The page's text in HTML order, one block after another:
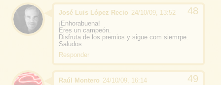
José Luis López Recio 24/10/09, 13:52
¡Enhorabuena!
Eres un campeón.
Disfruta de los premios y sigue com siemrpe.
Saludos
Responder
Raúl Montero 24/10/09, 16:14